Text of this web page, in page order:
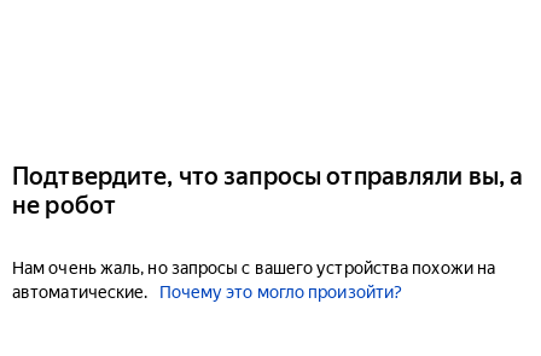
Подтвердите, что запросы отправляли вы, а
не робот
Нам очень жаль, но запросы с вашего устройства похожи на
автоматические.
Почему это могло произойти?